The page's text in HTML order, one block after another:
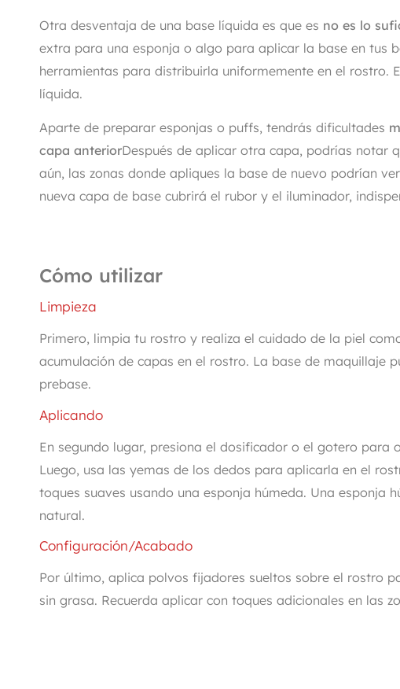
Otra desventaja de una base líquida es que es no es lo
extra para una esponja o algo para aplicar la base en tus
herramientas para distribuirla uniformemente en el rostro.
líquida.
Aparte de preparar esponjas o puffs, tendrás dificultades
capa anteriorDespués de aplicar otra capa, podrías notar
aún, las zonas donde apliques la base de nuevo podrían
nueva capa de base cubrirá el rubor y el iluminador,
Cómo utilizar
Limpieza
Primero, limpia tu rostro y realiza el cuidado de la piel
acumulación de capas en el rostro. La base de maquillaje
prebase.
Aplicando
En segundo lugar, presiona el dosificador o el gotero para
Luego, usa las yemas de los dedos para aplicarla en el
toques suaves usando una esponja húmeda. Una esponja
natural.
Configuración/Acabado
Por último, aplica polvos fijadores sueltos sobre el rostro
sin grasa. Recuerda aplicar con toques adicionales en las